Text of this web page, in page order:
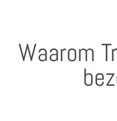
Waarom